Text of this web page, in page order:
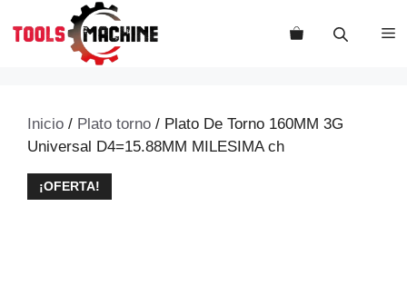
Inicio / Plato torno / Plato De Torno 160MM 3G
Universal D4=15.88MM MILESIMA ch
¡OFERTA!